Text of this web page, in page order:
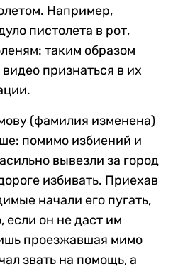
Например,
пистолета в рот,
таким образом
признаться в их
(фамилия изменена)
помимо избиений и
вывезли за город
избивать. Приехав
начали его пугать,
если он не даст им
проезжавшая мимо
звать на помощь, а